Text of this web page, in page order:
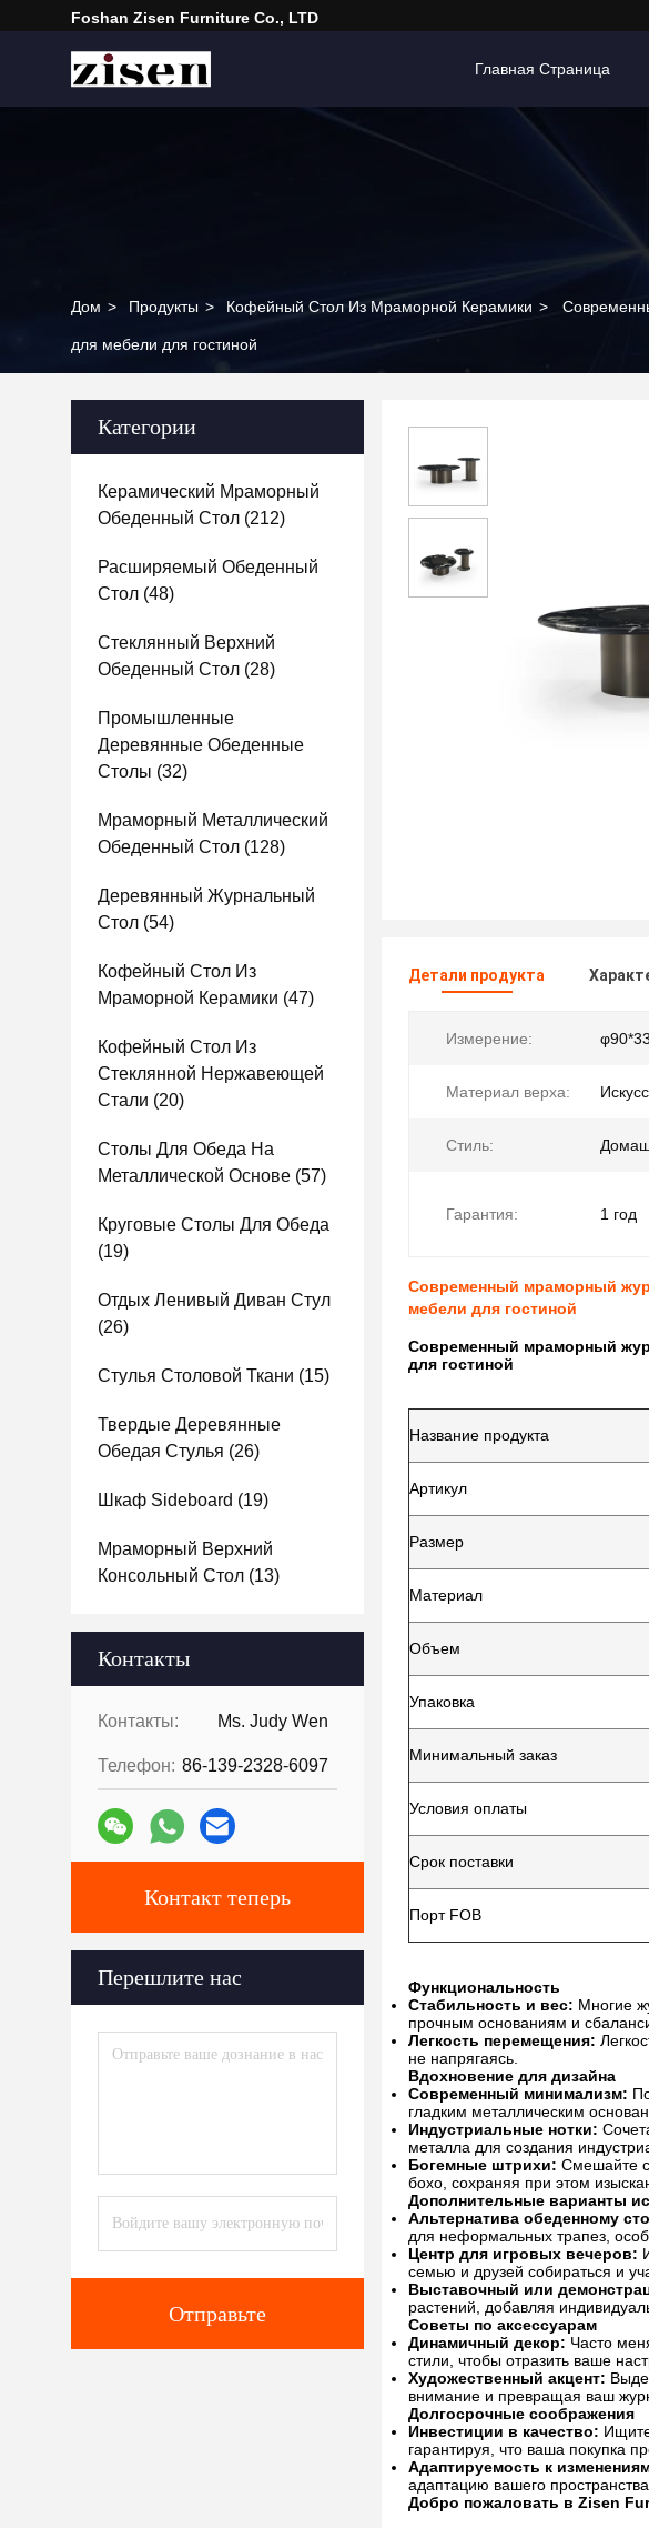
Foshan Zisen Furniture Co., LTD
Главная Страница
Дом > Продукты > Кофейный Стол Из Мраморной Керамики >
для мебели для гостиной
Категории
Керамический Мраморный
Обеденный Стол (212)
Расширяемый Обеденный
Стол (48)
Стеклянный Верхний
Обеденный Стол (28)
Промышленные
Деревянные Обеденные
Столы (32)
Мраморный Металлический
Обеденный Стол (128)
Деревянный Журнальный
Стол (54)
Кофейный Стол Из
Мраморной Керамики (47)
Кофейный Стол Из
Стеклянной Нержавеющей
Стали (20)
Столы Для Обеда На
Металлической Основе (57)
Круговые Столы Для Обеда
(19)
Отдых Ленивый Диван Стул
(26)
Стулья Столовой Ткани (15)
Твердые Деревянные
Обедая Стулья (26)
Шкаф Sideboard (19)
Мраморный Верхний
Консольный Стол (13)
Контакты
Контакты: Ms. Judy Wen
Телефон: 86-139-2328-6097
Контакт теперь
Перешлите нас
Отправьте
Детали продукта
Измерение:
Материал верха:
Стиль:
Гарантия: 1 год
Современный мраморный
мебели для гостиной
Современный мраморный
для гостиной
Название продукта
Артикул
Размер
Материал
Объем
Упаковка
Минимальный заказ
Условия оплаты
Срок поставки
Порт FOB
Функциональность
Стабильность и вес: Многие
прочным основаниям и
Легкость перемещения:
не напрягаясь.
Вдохновение для дизайна
Современный минимализм:
гладким металлическим
Индустриальные нотки:
металла для создания
Богемные штрихи: Смешайте с
бохо, сохраняя при этом
Дополнительные варианты
Альтернатива обеденному
для неформальных трапез,
Центр для игровых вечеров:
семью и друзей собираться и
Выставочный или
растений, добавляя
Советы по аксессуарам
Динамичный декор: Часто
стили, чтобы отразить ваше
Художественный акцент:
внимание и превращая ваш
Долгосрочные соображения
Инвестиции в качество:
гарантируя, что ваша покупка
Адаптируемость к
адаптацию вашего
Добро пожаловать в Zisen